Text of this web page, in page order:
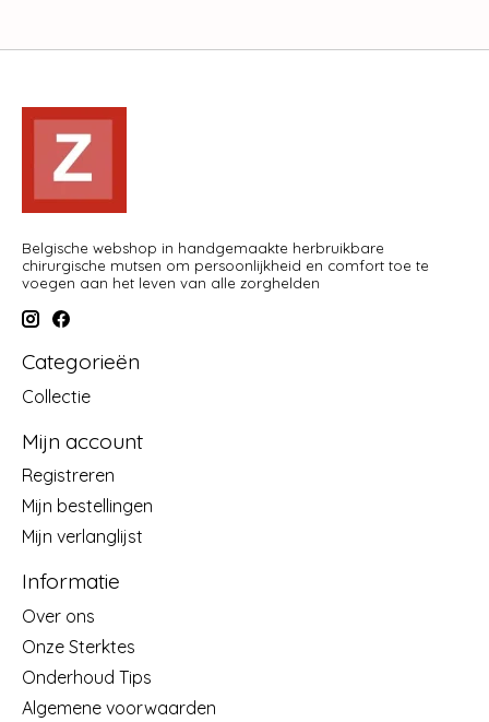
Belgische webshop in handgemaakte herbruikbare
chirurgische mutsen om persoonlijkheid en comfort toe te
voegen aan het leven van alle zorghelden
Categorieën
Collectie
Mijn account
Registreren
Mijn bestellingen
Mijn verlanglijst
Informatie
Over ons
Onze Sterktes
Onderhoud Tips
Algemene voorwaarden